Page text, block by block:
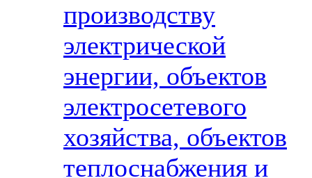
производству
электрической
энергии, объектов
электросетевого
хозяйства, объектов
теплоснабжения и